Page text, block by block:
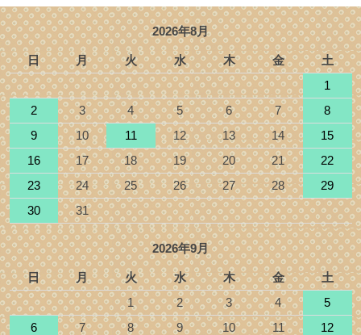
2026年8月
日 月 火 水 木 金
土
1
2
3 4 5 6 7
8
9
10 11 12 13 14
15
16
17 18 19 20 21
22
23
24 25 26 27 28
29
30
31
2026年9月
日 月 火 水 木 金
土
1
2 3 4
5
6
7 8 9 10 11
12